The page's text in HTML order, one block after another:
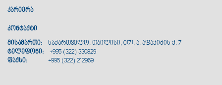
კარიერა
კონტაქტი
მისამართი:
საქართველო, თბილისი, 0171, ა. აფაქიძის ქ. 7
ტელეფონი: +995 (322) 330829
ფაქსი:
+995 (322) 212969